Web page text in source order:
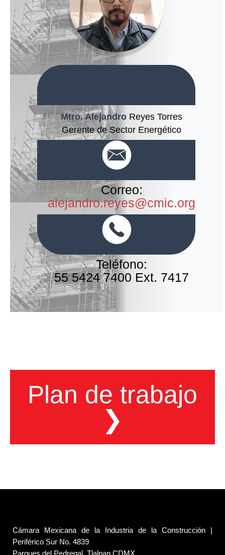
Mtro. Alejandro Reyes Torres
Gerente de Sector Energético
Correo:
alejandro.reyes@cmic.org
Teléfono:
55 5424 7400 Ext. 7417
Plan de trabajo
❯
Cámara Mexicana de la Industria de la Construcción |
Periférico Sur No. 4839
Parques del Pedregal, Tlalpan CDMX